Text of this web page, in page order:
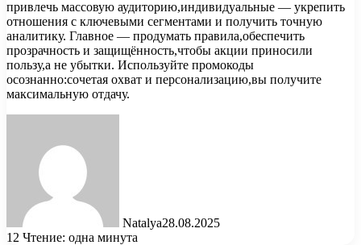
привлечь массовую аудиторию,индивидуальные — укрепить
отношения с ключевыми сегментами и получить точную
аналитику. Главное — продумать правила,обеспечить
прозрачность и защищённость,чтобы акции приносили
пользу,а не убытки. Используйте промокоды
осознанно:сочетая охват и персонализацию,вы получите
максимальную отдачу.
Natalya28.08.2025
12 Чтение: одна минута